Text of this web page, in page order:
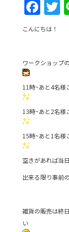
F
a
c
e
b
o
k
T
こんにちは！
ワークショップ
11時~あと4名様
13時~あと2名様
15時~あと1名様
空きがあれば当
出来る限り事前
雑貨の販売は終
い